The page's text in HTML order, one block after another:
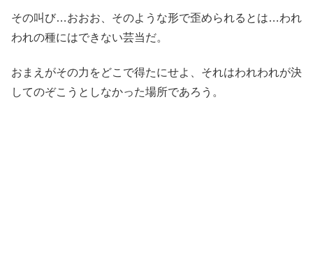
その叫び…おおお、そのような形で歪められるとは…われ
われの種にはできない芸当だ。
おまえがその力をどこで得たにせよ、それはわれわれが決
してのぞこうとしなかった場所であろう。